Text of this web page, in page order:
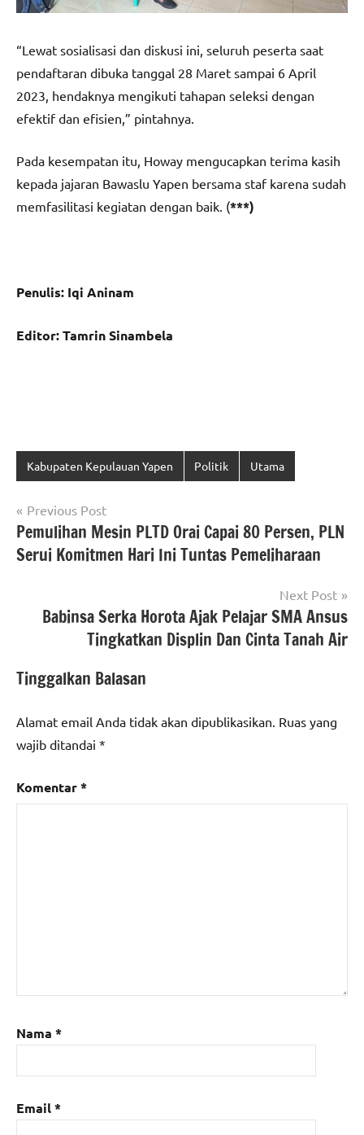
“Lewat sosialisasi dan diskusi ini, seluruh peserta saat
pendaftaran dibuka tanggal 28 Maret sampai 6 April
2023, hendaknya mengikuti tahapan seleksi dengan
efektif dan efisien,” pintahnya.
Pada kesempatan itu, Howay mengucapkan terima kasih
kepada jajaran Bawaslu Yapen bersama staf karena sudah
memfasilitasi kegiatan dengan baik. (***)
Penulis: Iqi Aninam
Editor: Tamrin Sinambela
Kabupaten Kepulauan Yapen Politik Utama
Navigasi
pos
Previous Post
Pemulihan Mesin PLTD Orai Capai 80 Persen, PLN
Serui Komitmen Hari Ini Tuntas Pemeliharaan
Next Post
Babinsa Serka Horota Ajak Pelajar SMA Ansus
Tingkatkan Displin Dan Cinta Tanah Air
Tinggalkan Balasan
Alamat email Anda tidak akan dipublikasikan. Ruas yang
wajib ditandai *
Komentar*
Nama *
Email*